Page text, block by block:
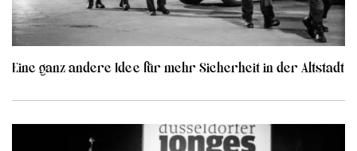
Eine ganz andere Idee für mehr Sicherheit in der Altstadt